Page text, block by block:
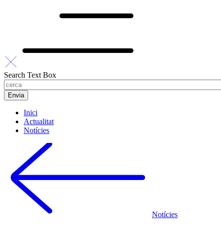
Search Text Box
Inici
Actualitat
Notícies
Notícies